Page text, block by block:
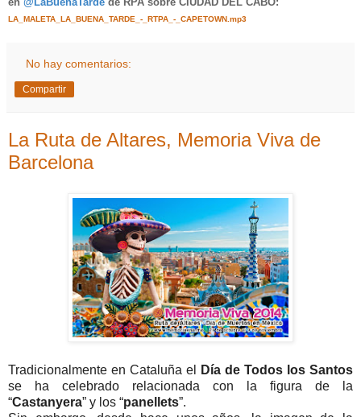
LA_MALETA_LA_BUENA_TARDE_-_RTPA_-_CAPETOWN.mp3
No hay comentarios:
Compartir
La Ruta de Altares, Memoria Viva de
Barcelona
Tradicionalmente en Cataluña el
Día de Todos los Santos
se ha celebrado relacionada con la figura de la
“Castanyera” y los “panellets”.